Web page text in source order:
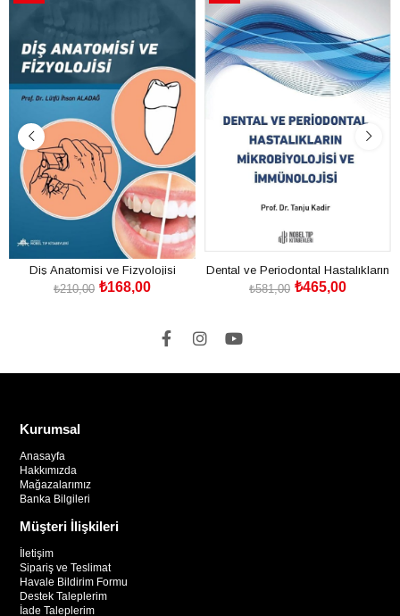
%20İndirim
Diş Anatomisi ve Fizyolojisi
₺168,00
₺210,00
İndirim
%20İndirim
Dental ve Periodontal Hastalıkların
Mikrobiyolojisi ve İmmünolojisi
₺465,00
₺581,00
Kurumsal
Anasayfa
Hakkımızda
Mağazalarımız
Banka Bilgileri
Müşteri İlişkileri
İletişim
Sipariş ve Teslimat
Havale Bildirim Formu
Destek Taleplerim
İade Taleplerim